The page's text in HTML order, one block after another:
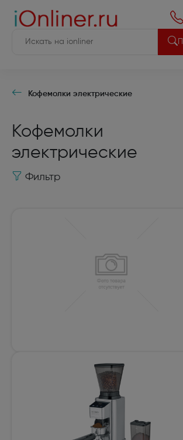
Кофемолки электрические
Кофемолки
электрические
Фильтр